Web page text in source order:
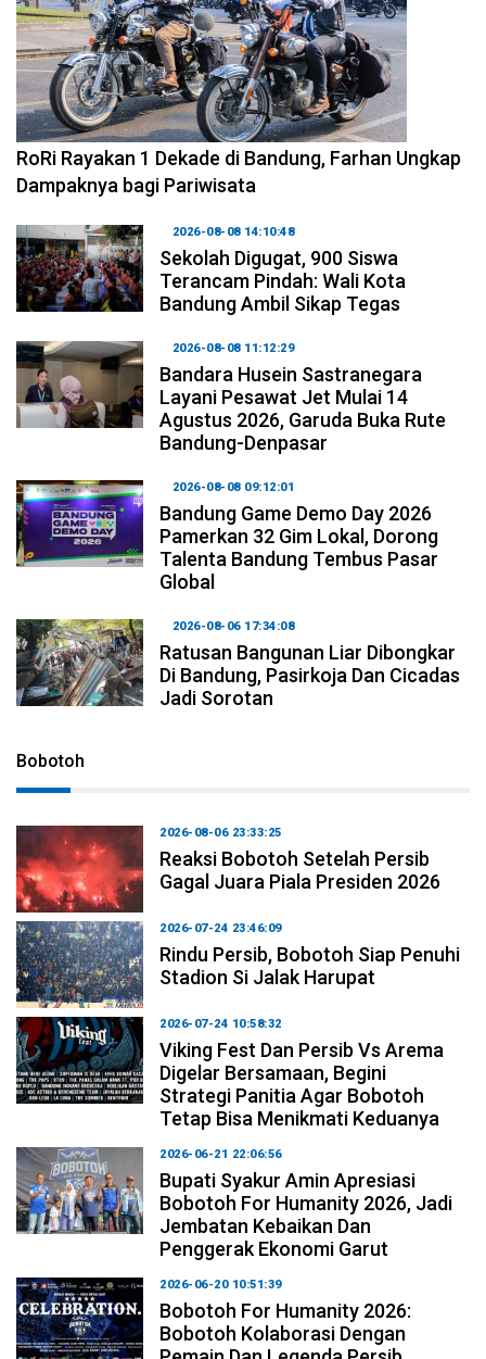
2026-08-09 09:55:44
RoRi Rayakan 1 Dekade di Bandung, Farhan Ungkap
Dampaknya bagi Pariwisata
2026-08-08 14:10:48
Sekolah Digugat, 900 Siswa
Terancam Pindah: Wali Kota
Bandung Ambil Sikap Tegas
2026-08-08 11:12:29
Bandara Husein Sastranegara
Layani Pesawat Jet Mulai 14
Agustus 2026, Garuda Buka Rute
Bandung-Denpasar
2026-08-08 09:12:01
Bandung Game Demo Day 2026
Pamerkan 32 Gim Lokal, Dorong
Talenta Bandung Tembus Pasar
Global
2026-08-06 17:34:08
Ratusan Bangunan Liar Dibongkar
Di Bandung, Pasirkoja Dan Cicadas
Jadi Sorotan
Bobotoh
2026-08-06 23:33:25
Reaksi Bobotoh Setelah Persib
Gagal Juara Piala Presiden 2026
2026-07-24 23:46:09
Rindu Persib, Bobotoh Siap Penuhi
Stadion Si Jalak Harupat
2026-07-24 10:58:32
Viking Fest Dan Persib Vs Arema
Digelar Bersamaan, Begini
Strategi Panitia Agar Bobotoh
Tetap Bisa Menikmati Keduanya
2026-06-21 22:06:56
Bupati Syakur Amin Apresiasi
Bobotoh For Humanity 2026, Jadi
Jembatan Kebaikan Dan
Penggerak Ekonomi Garut
2026-06-20 10:51:39
Bobotoh For Humanity 2026:
Bobotoh Kolaborasi Dengan